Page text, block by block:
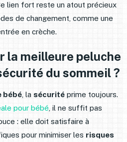
lien fort reste un atout précieux
de changement, comme une
en crèche.
la meilleure peluche
du sommeil ?
bébé, la sécuritéprime toujours.
pour bébé, il ne suffit pas
: elle doit satisfaire à
pour minimiser les risques